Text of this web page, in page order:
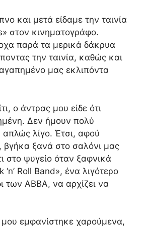
και μετά είδαμε την ταινία
στον κινηματογράφο.
παρά τα μερικά δάκρυα
την ταινία, καθώς και
μας εκλιπόντα
ο άντρας μου είδε ότι
Δεν ήμουν πολύ
λίγο. Έτσι, αφού
βγήκα ξανά στο σαλόνι μας
στο ψυγείο όταν ξαφνικά
Roll Band», ένα λιγότερο
των ABBA, να αρχίζει να
εμφανίστηκε χαρούμενα,